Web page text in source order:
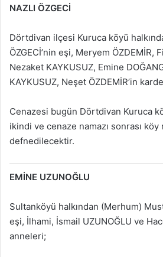
NAZLI ÖZGECİ
Dörtdivan ilçesi Kuruca köyü
ÖZGECİ’nin eşi, Meryem ÖZDEMİR,
Nezaket KAYKUSUZ, Emine
KAYKUSUZ, Neşet ÖZDEMİR’in
Cenazesi bugün Dörtdivan Kuruca
ikindi ve cenaze namazı sonrası köy
defnedilecektir.
EMİNE UZUNOĞLU
Sultanköyü halkından (Merhum)
eşi, İlhami, İsmail UZUNOĞLU ve
anneleri;